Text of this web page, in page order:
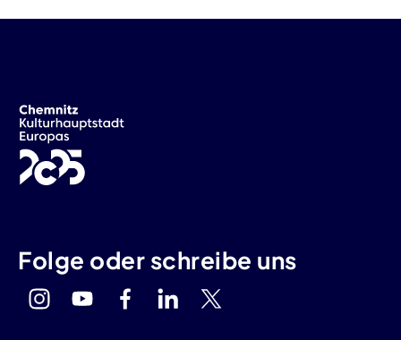
Folge oder schreibe uns